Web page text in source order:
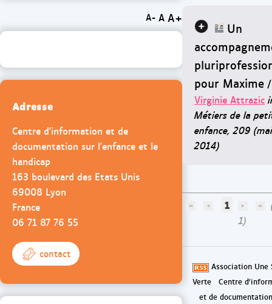
Un
pour Maxime /
Virginie Attrazic
Métiers de la
enfance, 209 (mai
2014)
1
1)
Association Une
Verte
Centre
et de
A- A A+
Adresse
Centre d'information et de
documentation sur l'enfance et le
handicap
163 boulevard des Etats Unis
69008 Lyon
France
06 71 87 76 55
contact